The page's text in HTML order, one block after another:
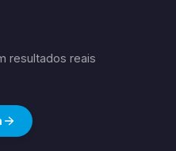
resultados reais